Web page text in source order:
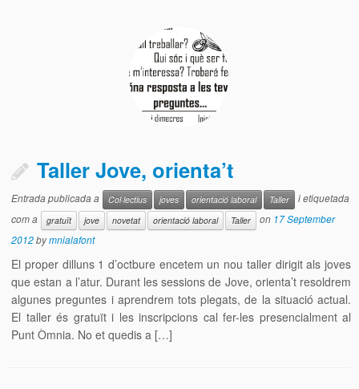
Taller Jove, orienta’t
Entrada publicada a Col·lectius joves orientació laboral Taller
i etiquetada
com a
gratuït jove novetat orientació laboral Taller on 17 September
2012bymnialafont
El proper dilluns 1 d’octbure encetem un nou taller dirigit als joves
que estan a l’atur. Durant les sessions de Jove, orienta’t resoldrem
algunes preguntes i aprendrem tots plegats, de la situació actual.
El taller és gratuït i les inscripcions cal fer-les presencialment al
Punt Òmnia. No et quedis a […]